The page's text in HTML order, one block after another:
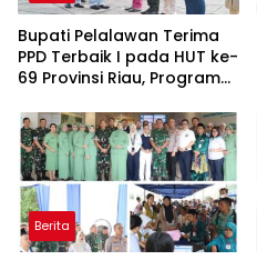
Bupati Pelalawan Terima
PPD Terbaik I pada HUT ke-
69 Provinsi Riau, Program
Sorotan
Berita